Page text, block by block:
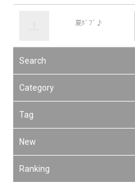
夏ﾎﾞﾌﾞ♪
Search
Category
Tag
New
Ranking